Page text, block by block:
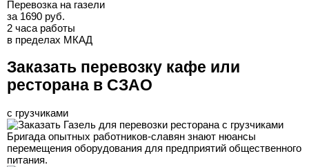
Перевозка на газели
за 1690 руб.
2 часа работы
в пределах МКАД
Заказать перевозку кафе или
ресторана в СЗАО
с грузчиками
Бригада опытных работников-славян знают нюансы
перемещения оборудования для предприятий общественного
питания.